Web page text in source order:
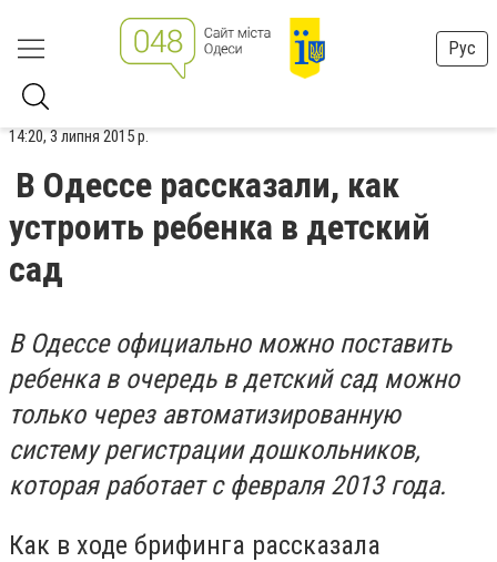
Рус
14:20, 3 липня 2015 р.
В Одессе рассказали, как
устроить ребенка в детский
сад
В Одессе официально можно поставить
ребенка в очередь в детский сад можно
только через автоматизированную
систему регистрации дошкольников,
которая работает с февраля 2013 года.
Как в ходе брифинга рассказала